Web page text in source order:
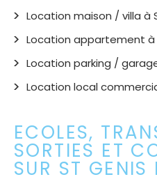
Location maison / villa à ST
Location appartement à ST
Location parking / garage à
Location local commercial
ECOLES,
SORTIES ET
SUR ST GENIS